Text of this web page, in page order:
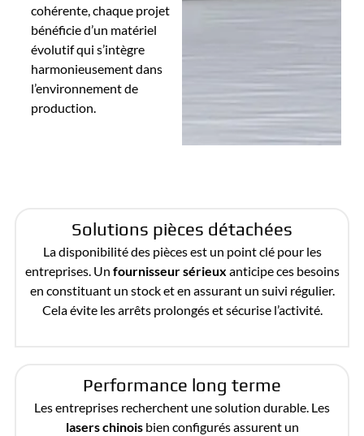
cohérente, chaque projet
bénéficie d’un matériel
évolutif qui s’intègre
harmonieusement dans
l’environnement de
production.
Solutions pièces détachées
La disponibilité des pièces est un point clé pour les
entreprises. Un fournisseur sérieux anticipe ces besoins
en constituant un stock et en assurant un suivi régulier.
Cela évite les arrêts prolongés et sécurise l’activité.
Performance long terme
Les entreprises recherchent une solution durable. Les
lasers chinoisbien configurés assurent un